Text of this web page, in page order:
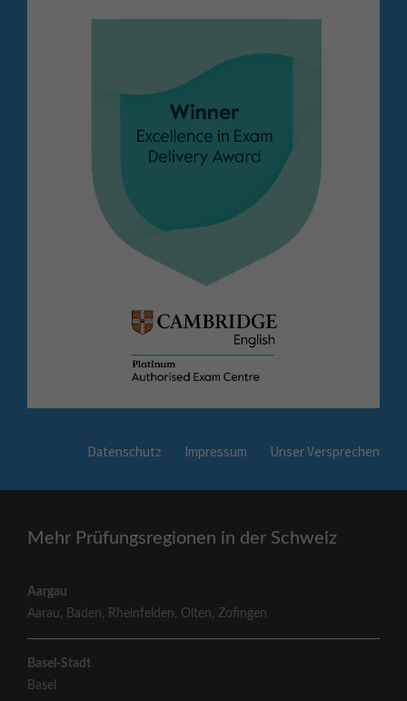
Datenschutz Impressum Unser Versprechen
Mehr Prüfungsregionen in der Schweiz
Aargau
Aarau, Baden, Rheinfelden, Olten,Zofingen
Basel-Stadt
Basel